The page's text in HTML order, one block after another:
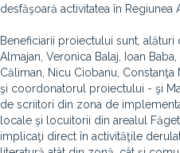
desfăşoară activitatea în Regiunea
Beneficiarii proiectului sunt,
Almajan, Veronica Balaj, Ioan
Căliman, Nicu Ciobanu, Constanţa
şi coordonatorul proiectului - şi
de scriitori din zona de
locale şi locuitorii din arealul
implicaţi direct în activităţile